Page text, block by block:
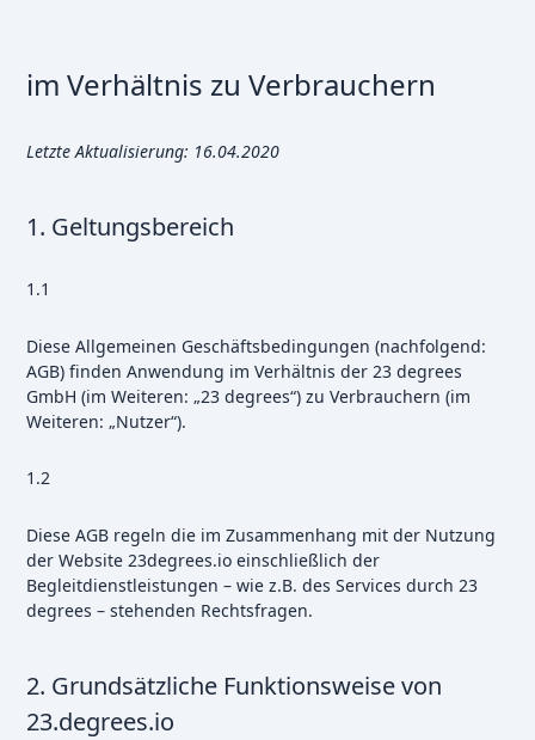
im Verhältnis zu Verbrauchern
Letzte Aktualisierung: 16.04.2020
1. Geltungsbereich
1.1
Diese Allgemeinen Geschäftsbedingungen (nachfolgend:
AGB) finden Anwendung im Verhältnis der 23 degrees
GmbH (im Weiteren: „23 degrees“) zu Verbrauchern (im
Weiteren: „Nutzer“).
1.2
Diese AGB regeln die im Zusammenhang mit der Nutzung
der Website 23degrees.io einschließlich der
Begleitdienstleistungen – wie z.B. des Services durch 23
degrees – stehenden Rechtsfragen.
2. Grundsätzliche Funktionsweise von
23.degrees.io